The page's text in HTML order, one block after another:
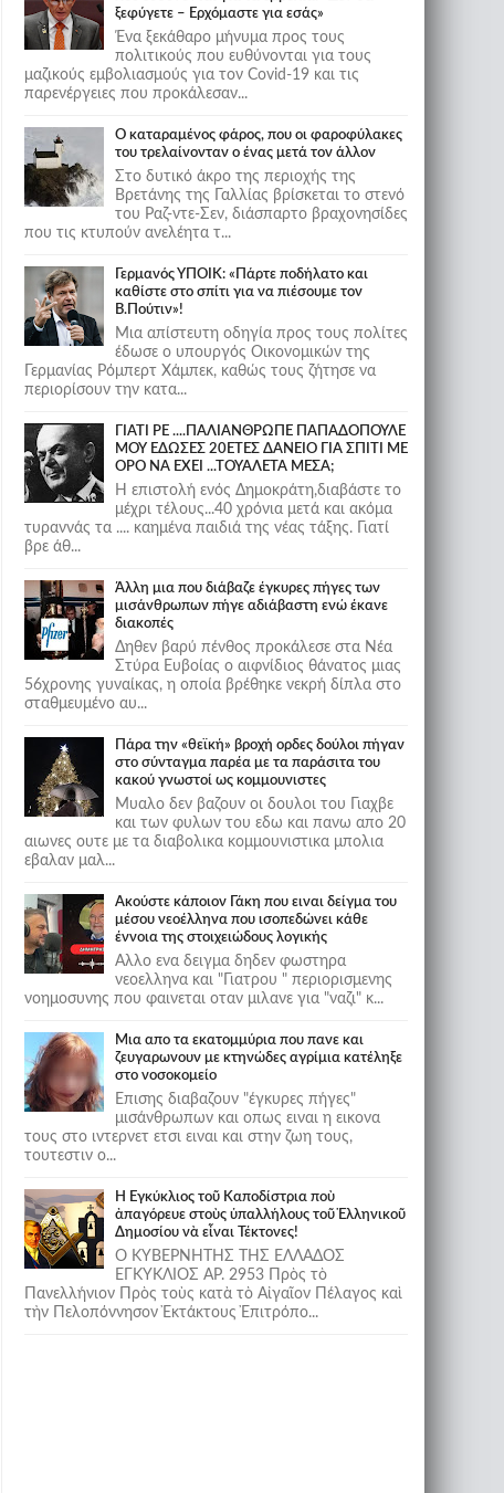
ξεφύγετε – Ερχόμαστε για εσάς»
Ένα ξεκάθαρο μήνυμα προς τους
πολιτικούς που ευθύνονται για τους
μαζικούς εμβολιασμούς για τον Covid-19 και τις
παρενέργειες που προκάλεσαν...
Ο καταραμένος φάρος, που οι φαροφύλακες
του τρελαίνονταν ο ένας μετά τον άλλον
Στο δυτικό άκρο της περιοχής της
Βρετάνης της Γαλλίας βρίσκεται το στενό
του Ραζ-ντε-Σεν, διάσπαρτο βραχονησίδες
που τις κτυπούν ανελέητα τ...
Γερμανός ΥΠΟΙΚ: «Πάρτε ποδήλατο και
καθίστε στο σπίτι για να πιέσουμε τον
Β.Πούτιν»!
Μια απίστευτη οδηγία προς τους πολίτες
έδωσε ο υπουργός Οικονομικών της
Γερμανίας Ρόμπερτ Χάμπεκ, καθώς τους ζήτησε να
περιορίσουν την κατα...
ΓΙΑΤΙ ΡΕ ....ΠΑΛΙΑΝΘΡΩΠΕ ΠΑΠΑΔΟΠΟΥΛΕ
ΜΟΥ ΕΔΩΣΕΣ 20ΕΤΕΣ ΔΑΝΕΙΟ ΓΙΑ ΣΠΙΤΙ ΜΕ
ΟΡΟ ΝΑ ΕΧΕΙ ...ΤΟΥΑΛΕΤΑ ΜΕΣΑ;
Η επιστολή ενός Δημοκράτη,διαβάστε το
μέχρι τέλους...40 χρόνια μετά και ακόμα
τυραννάς τα .... καημένα παιδιά της νέας τάξης. Γιατί
βρε άθ...
Άλλη μια που διάβαζε έγκυρες πήγες των
μισάνθρωπων πήγε αδιάβαστη ενώ έκανε
διακοπές
Δηθεν βαρύ πένθος προκάλεσε στα Νέα
Στύρα Ευβοίας ο αιφνίδιος θάνατος μιας
56χρονης γυναίκας, η οποία βρέθηκε νεκρή δίπλα στο
σταθμευμένο αυ...
Πάρα την «θεϊκή» βροχή ορδες δούλοι πήγαν
στο σύνταγμα παρέα με τα παράσιτα του
κακού γνωστοί ως κομμουνιστες
Μυαλο δεν βαζουν οι δουλοι του Γιαχβε
και των φυλων του εδω και πανω απο 20
αιωνες ουτε με τα διαβολικα κομμουνιστικα μπολια
εβαλαν μαλ...
Ακούστε κάποιον Γάκη που ειναι δείγμα του
μέσου νεοέλληνα που ισοπεδώνει κάθε
έννοια της στοιχειώδους λογικής
Αλλο ενα δειγμα δηδεν φωστηρα
νεοελληνα και "Γιατρου " περιορισμενης
νοημοσυνης που φαινεται οταν μιλανε για "ναζι" κ...
Μια απο τα εκατομμύρια που πανε και
ζευγαρωνουν με κτηνώδες αγρίμια κατέληξε
στο νοσοκομείο
Επισης διαβαζουν "έγκυρες πήγες"
μισάνθρωπων και οπως ειναι η εικονα
τους στο ιντερνετ ετσι ειναι και στην ζωη τους,
τουτεστιν ο...
Ἡ Ἐγκύκλιος τοῦ Καποδίστρια ποὺ
ἀπαγόρευε στοὺς ὑπαλλήλους τοῦ Ἑλληνικοῦ
Δημοσίου νὰ εἶναι Τέκτονες!
Ο ΚΥΒΕΡΝΗΤΗΣ ΤΗΣ ΕΛΛΑΔΟΣ
ΕΓΚΥΚΛΙΟΣ ΑΡ. 2953 Πρὸς τὸ
Πανελλήνιον Πρὸς τοὺς κατὰ τὸ Αἰγαῖον Πέλαγος καὶ
τὴν Πελοπόννησον Ἐκτάκτους Ἐπιτρόπο...